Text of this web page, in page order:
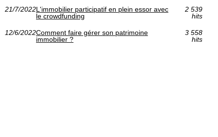
21/7/2022L'immobilier participatif en plein essor avec
le crowdfunding
2 539
hits
12/6/2022Comment faire gérer son patrimoine
immobilier ?
3 558
hits